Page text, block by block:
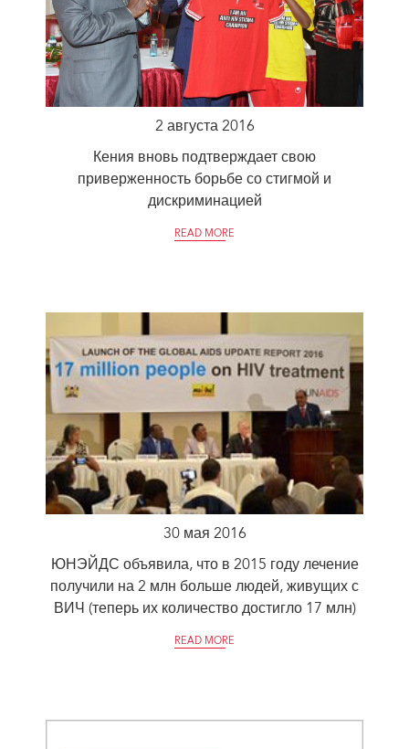
2 августа 2016
Кения вновь подтверждает свою
приверженность борьбе со стигмой и
дискриминацией
READ MORE
30 мая 2016
ЮНЭЙДС объявила, что в 2015 году лечение
получили на 2 млн больше людей, живущих с
ВИЧ (теперь их количество достигло 17 млн)
READ MORE